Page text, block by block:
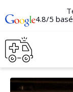
4.8/5